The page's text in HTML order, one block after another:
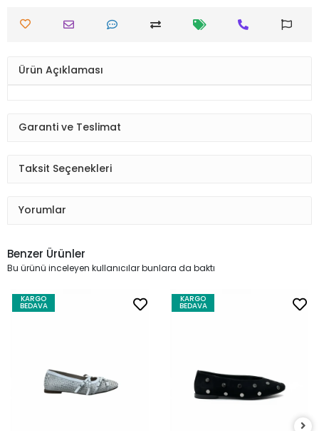
Ürün Açıklaması
Garanti ve Teslimat
Taksit Seçenekleri
Yorumlar
Benzer Ürünler
Bu ürünü inceleyen kullanıcılar bunlara da baktı
KARGO
BEDAVA
KARGO
BEDAVA